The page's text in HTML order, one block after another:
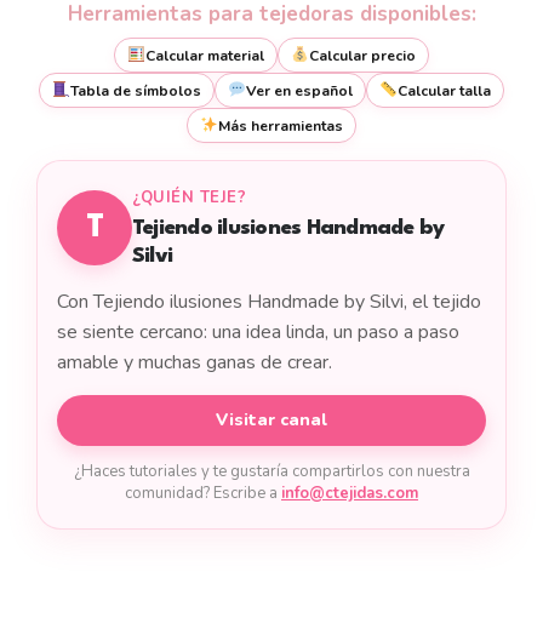
Herramientas para tejedoras disponibles:
Calcular material
Calcular precio
Tabla de símbolos
Ver en español
Calcular talla
Más herramientas
T
¿QUIÉN TEJE?
Tejiendo ilusiones Handmade by
Silvi
Con Tejiendo ilusiones Handmade by Silvi, el tejido
se siente cercano: una idea linda, un paso a paso
amable y muchas ganas de crear.
Visitar canal
¿Haces tutoriales y te gustaría compartirlos con nuestra
comunidad? Escribe a info@ctejidas.com